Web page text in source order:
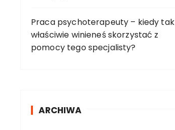
Praca psychoterapeuty – kiedy tak
właściwie winieneś skorzystać z
pomocy tego specjalisty?
ARCHIWA